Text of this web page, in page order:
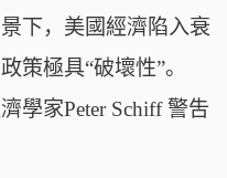
下，美國經濟陷入衰
策極具“破壞性”。
學家Peter Schiff 警吿